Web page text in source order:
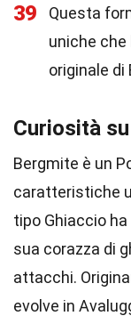
39
Questa
uniche
originale di
Curiosità
Bergmite è un
caratteristiche
tipo Ghiaccio
sua corazza di
attacchi.
evolve in